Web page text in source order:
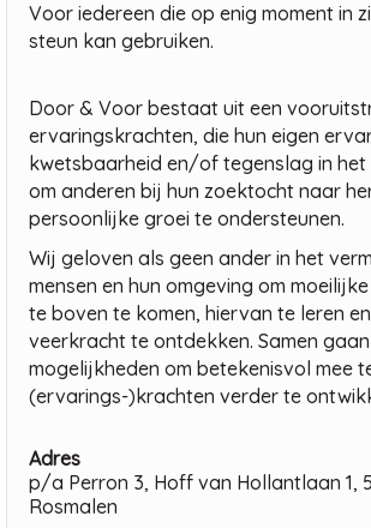
Voor iedereen die op enig moment in
steun kan gebruiken.
Door & Voor bestaat uit een
ervaringskrachten, die hun eigen
kwetsbaarheid en/of tegenslag in het
om anderen bij hun zoektocht naar
persoonlijke groei te ondersteunen.
Wij geloven als geen ander in het
mensen en hun omgeving om
te boven te komen, hiervan te leren
veerkracht te ontdekken. Samen
mogelijkheden om betekenisvol mee
(ervarings-)krachten verder te
Adres
p/a Perron 3, Hoff van Hollantlaan 1,
Rosmalen